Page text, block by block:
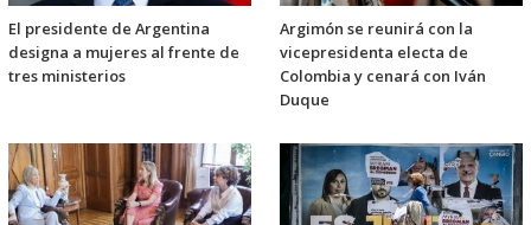
El presidente de Argentina
designa a mujeres al frente de
tres ministerios
Argimón se reunirá con la
vicepresidenta electa de
Colombia y cenará con Iván
Duque